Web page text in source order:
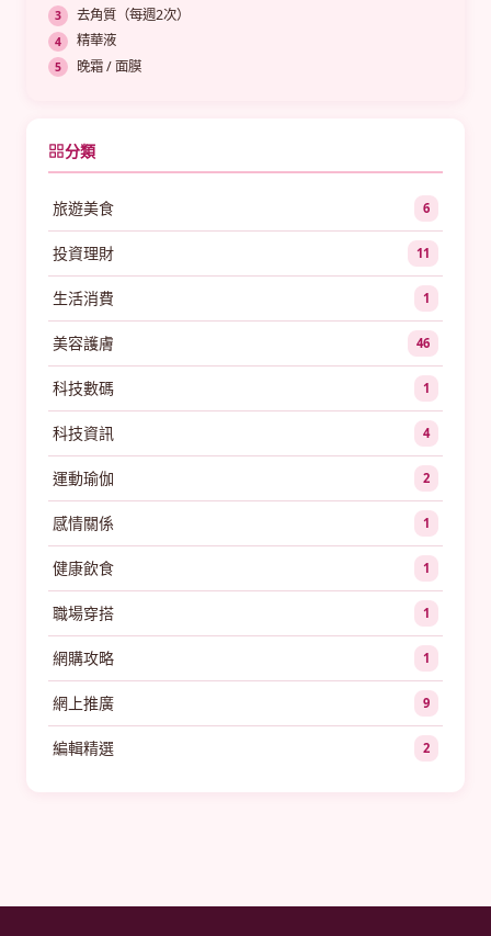
去角質（每週2次）
精華液
晚霜 / 面膜
分類
旅遊美食 6
投資理財 11
生活消費 1
美容護膚 46
科技數碼 1
科技資訊 4
運動瑜伽 2
感情關係 1
健康飲食 1
職場穿搭 1
網購攻略 1
網上推廣 9
編輯精選 2